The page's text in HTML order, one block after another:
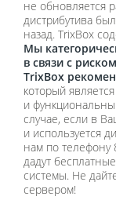
не обновляется
дистрибутива
назад. TrixBox
Мы
в связи с
TrixBox
который
и
случае, если в
и используется
нам по телефону
дадут
системы. Не
сервером!